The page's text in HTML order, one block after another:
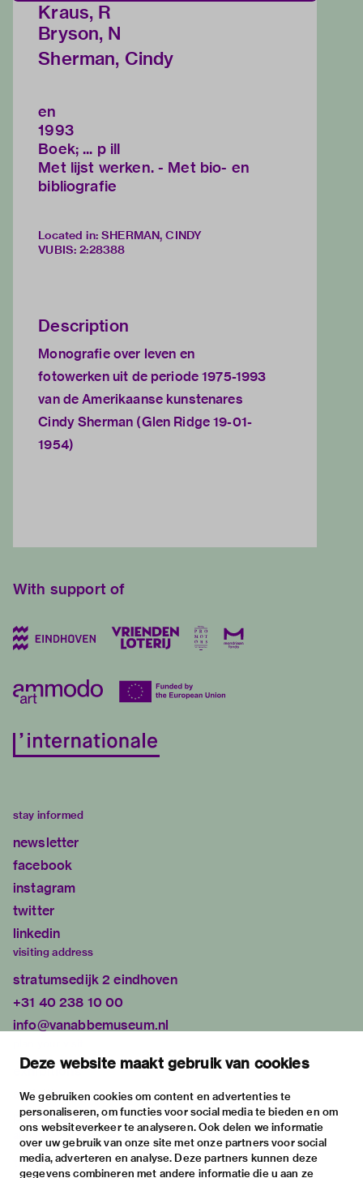
Deze website maakt gebruik van cookies
We gebruiken cookies om content en advertenties te
personaliseren, om functies voor social media te bieden en om
ons websiteverkeer te analyseren. Ook delen we informatie
over uw gebruik van onze site met onze partners voor social
media, adverteren en analyse. Deze partners kunnen deze
gegevens combineren met andere informatie die u aan ze
Kraus, R
Bryson, N
Sherman, Cindy
en
1993
Boek; ... p ill
Met lijst werken. - Met bio- en
bibliografie
Located in: SHERMAN, CINDY
VUBIS: 2:28388
Description
Monografie over leven en
fotowerken uit de periode 1975-1993
van de Amerikaanse kunstenares
Cindy Sherman (Glen Ridge 19-01-
1954)
With support of
stay informed
newsletter
facebook
instagram
twitter
linkedin
visiting address
stratumsedijk 2 eindhoven
+31 40 238 10 00
info@vanabbemuseum.nl
exhibitions
activities
practical information
about
the museum